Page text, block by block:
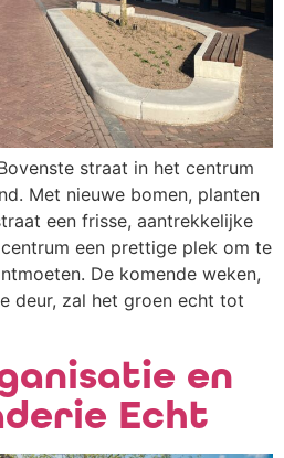
straat in het centrum
Met nieuwe bomen, planten
een frisse, aantrekkelijke
een prettige plek om te
De komende weken,
deur, zal het groen echt tot
en
Echt